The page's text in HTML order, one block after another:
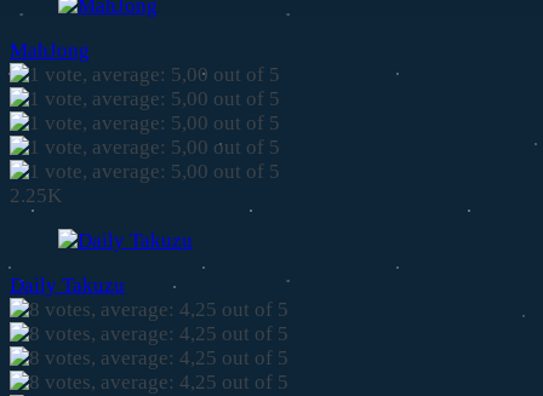
MahJong
2.25K
Daily Takuzu